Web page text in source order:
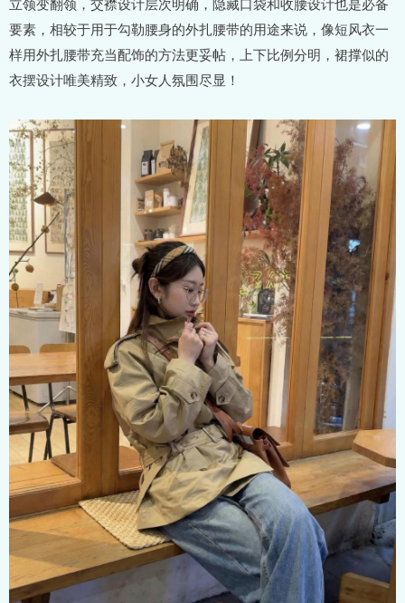
要素，相较于用于勾勒腰身的外扎腰带的用途来说，像短风衣一
样用外扎腰带充当配饰的方法更妥帖，上下比例分明，裙撑似的
衣摆设计唯美精致，小女人氛围尽显！